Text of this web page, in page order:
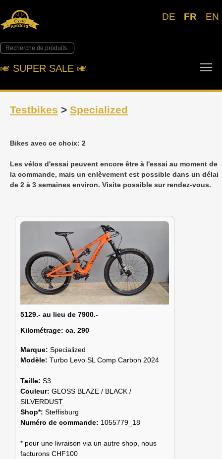
DE FR EN
🎺︎ SUPER SALE 🎺︎
Testbikes > Specialized
Bikes avec ce choix: 2
Les vélos d'essai peuvent encore être à l'essai au moment de
la commande, mais un enlèvement est possible dans un délai
de 2 à 3 semaines environ. Visite possible sur rendez-vous.
5129.- au lieu de 7900.-
Kilométrage: ca. 290
Marque: Specialized
Modèle: Turbo Levo SL Comp Carbon 2024
Taille: S3
Couleur: GLOSS BLAZE / BLACK /
SILVERDUST
Shop*: Steffisburg
Numéro de commande: 1055779_18
* pour une livraison via un autre shop, nous
facturons CHF100